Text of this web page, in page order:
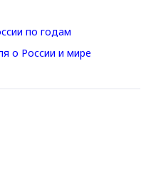
по годам
о России и мире